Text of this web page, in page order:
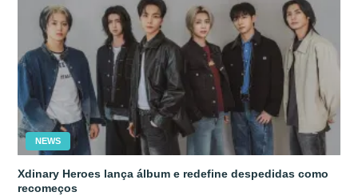
NEWS
Xdinary Heroes lança álbum e redefine despedidas como
recomeços